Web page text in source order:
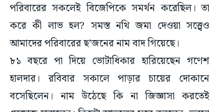
পরিবারের সকলেই বিজেপিকে সমর্থন করেছিল। তা
করে কী লাভ হল? সমস্ত নথি জমা দেওয়া সত্ত্বেও
আমাদের পরিবারের ছ’জনের নাম বাদ গিয়েছে।
৮১ বছরে পা দিয়ে ভোটাধিকার হারিয়েছেন গণেশ
হালদার। রবিবার সকালে পাড়ার চায়ের দোকানে
বসেছিলেন। নাম উঠেছে কি না জিজ্ঞাসা করতেই